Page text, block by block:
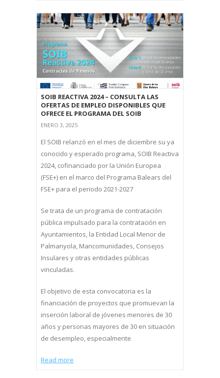
SOIB REACTIVA 2024 – CONSULTA LAS
OFERTAS DE EMPLEO DISPONIBLES QUE
OFRECE EL PROGRAMA DEL SOIB
ENERO 3, 2025
El SOIB relanzó en el mes de diciembre su ya
conocido y esperado programa, SOIB Reactiva
2024, cofinanciado por la Unión Europea
(FSE+) en el marco del Programa Balears del
FSE+ para el periodo 2021-2027
Se trata de un programa de contratación
pública impulsado para la contratación en
Ayuntamientos, la Entidad Local Menor de
Palmanyola, Mancomunidades, Consejos
Insulares y otras entidades públicas
vinculadas.
El objetivo de esta convocatoria es la
financiación de proyectos que promuevan la
inserción laboral de jóvenes menores de 30
años y personas mayores de 30 en situación
de desempleo, especialmente
Read more